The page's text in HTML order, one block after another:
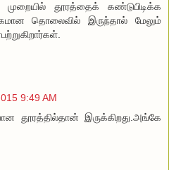
தூரத்தைக் கண்டுபிடிக்க
தொலைவில் இருந்தால் மேலும்
9:49 AM
தூரத்தில்தான் இருக்கிறது.அங்கே